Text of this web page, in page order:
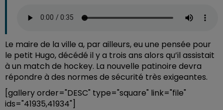
Le maire de la ville a, par ailleurs, eu une pensée pour
le petit Hugo, décédé il y a trois ans alors qu’il assistait
à un match de hockey. La nouvelle patinoire devra
répondre à des normes de sécurité très exigeantes.
[gallery order="DESC" type="square" link="file"
ids="41935,41934"]